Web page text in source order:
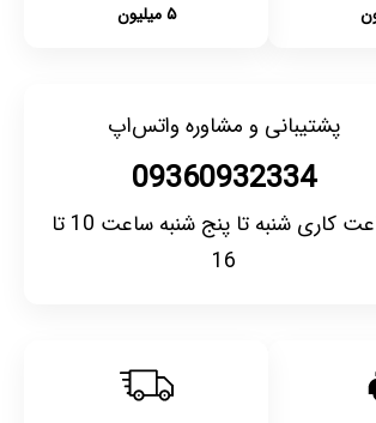
۵ میلیون
پشتیبانی و مشاوره واتس‌اپ
09360932334
ساعت کاری شنبه تا پنج شنبه ساعت 10 تا
16